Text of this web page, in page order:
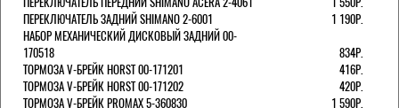
ПЕРЕКЛЮЧАТЕЛЬ ЗАДНИЙ SHIMANO 2-6001
1 190Р.
НАБОР МЕХАНИЧЕСКИЙ ДИСКОВЫЙ ЗАДНИЙ 00-
170518
834Р.
ТОРМОЗА V-БРЕЙК HORST 00-171201
416Р.
ТОРМОЗА V-БРЕЙК HORST 00-171202
420Р.
ТОРМОЗА V-БРЕЙК PROMAX 5-360830
1 590Р.